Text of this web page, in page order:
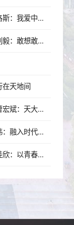
【2026研究生毕业典礼】留学生代表艾洛斯：我爱中国，我爱天津，我爱天大！
【2026研究生毕业典礼】杰出校友代表刘毅：敢想敢干，是一辈子的事
在天地间
【2026本科生毕业典礼】杰出校友代表曹宏斌：天大教会我的三件事
【2026本科生毕业典礼】教师代表徐宗伟：融入时代发展，做时间的朋友
【2026本科生毕业典礼】毕业生代表侯佳欣：以青春铸匠心，逐山海赴新程